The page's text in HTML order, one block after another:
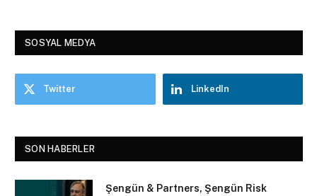
SOSYAL MEDYA
Twitter LinkedIn
SON HABERLER
Şengün & Partners, Şengün Risk